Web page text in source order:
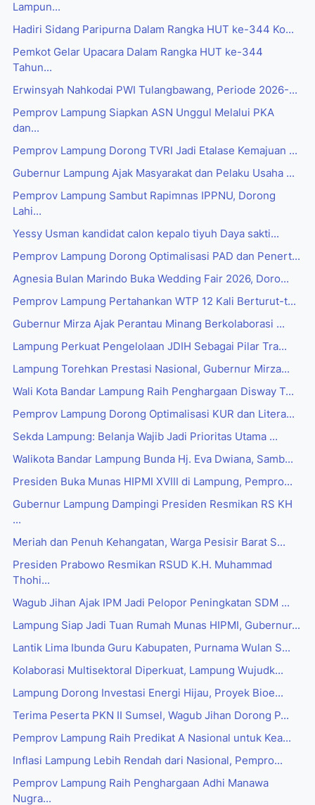
Lampun...
Hadiri Sidang Paripurna Dalam Rangka HUT ke-344 Ko...
Pemkot Gelar Upacara Dalam Rangka HUT ke-344
Tahun...
Erwinsyah Nahkodai PWI Tulangbawang, Periode 2026-...
Pemprov Lampung Siapkan ASN Unggul Melalui PKA
dan...
Pemprov Lampung Dorong TVRI Jadi Etalase Kemajuan ...
Gubernur Lampung Ajak Masyarakat dan Pelaku Usaha ...
Pemprov Lampung Sambut Rapimnas IPPNU, Dorong
Lahi...
Yessy Usman kandidat calon kepalo tiyuh Daya sakti...
Pemprov Lampung Dorong Optimalisasi PAD dan Penert...
Agnesia Bulan Marindo Buka Wedding Fair 2026, Doro...
Pemprov Lampung Pertahankan WTP 12 Kali Berturut-t...
Gubernur Mirza Ajak Perantau Minang Berkolaborasi ...
Lampung Perkuat Pengelolaan JDIH Sebagai Pilar Tra...
Lampung Torehkan Prestasi Nasional, Gubernur Mirza...
Wali Kota Bandar Lampung Raih Penghargaan Disway T...
Pemprov Lampung Dorong Optimalisasi KUR dan Litera...
Sekda Lampung: Belanja Wajib Jadi Prioritas Utama ...
Walikota Bandar Lampung Bunda Hj. Eva Dwiana, Samb...
Presiden Buka Munas HIPMI XVIII di Lampung, Pempro...
Gubernur Lampung Dampingi Presiden Resmikan RS KH
...
Meriah dan Penuh Kehangatan, Warga Pesisir Barat S...
Presiden Prabowo Resmikan RSUD K.H. Muhammad
Thohi...
Wagub Jihan Ajak IPM Jadi Pelopor Peningkatan SDM ...
Lampung Siap Jadi Tuan Rumah Munas HIPMI, Gubernur...
Lantik Lima Ibunda Guru Kabupaten, Purnama Wulan S...
Kolaborasi Multisektoral Diperkuat, Lampung Wujudk...
Lampung Dorong Investasi Energi Hijau, Proyek Bioe...
Terima Peserta PKN II Sumsel, Wagub Jihan Dorong P...
Pemprov Lampung Raih Predikat A Nasional untuk Kea...
Inflasi Lampung Lebih Rendah dari Nasional, Pempro...
Pemprov Lampung Raih Penghargaan Adhi Manawa
Nugra...